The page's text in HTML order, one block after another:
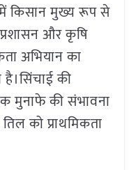
किसान मुख्य रूप से
और कृषि
अभियान का
की
मुनाफे की संभावना
को प्राथमिकता